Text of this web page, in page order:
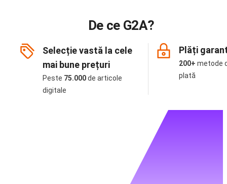
De ce G2A?
Selecție vastă la cele
mai bune prețuri
Peste 75.000de articole
digitale
Plăți
200+ metode
plată